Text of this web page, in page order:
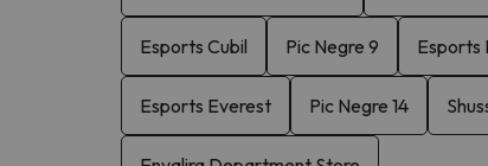
Esports Cubil Pic Negre 9 Esports
Esports Everest Pic Negre 14